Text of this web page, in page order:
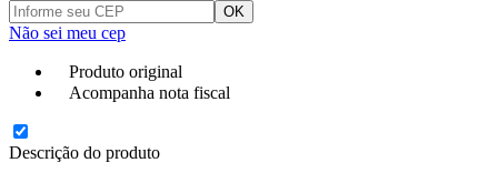
OK
Não sei meu cep
Produto original
Acompanha nota fiscal
Descrição do produto